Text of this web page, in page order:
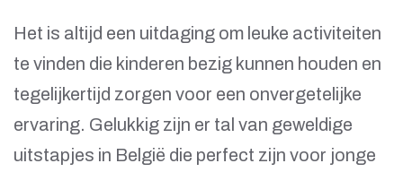
Het is altijd een uitdaging om leuke activiteiten
te vinden die kinderen bezig kunnen houden en
tegelijkertijd zorgen voor een onvergetelijke
ervaring. Gelukkig zijn er tal van geweldige
uitstapjes in België die perfect zijn voor jonge